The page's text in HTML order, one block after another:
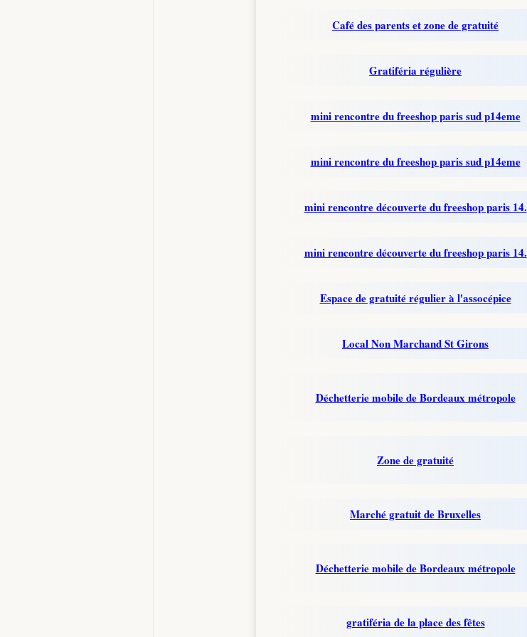
Café des parents et zone de gratuité
Gratiféria régulière
mini rencontre du freeshop paris sud p14eme
mini rencontre du freeshop paris sud p14eme
mini rencontre découverte du freeshop paris 14.
mini rencontre découverte du freeshop paris 14.
Espace de gratuité régulier à l'assocépice
Local Non Marchand St Girons
Déchetterie mobile de Bordeaux métropole
Zone de gratuité
Marché gratuit de Bruxelles
Déchetterie mobile de Bordeaux métropole
gratiféria de la place des fêtes